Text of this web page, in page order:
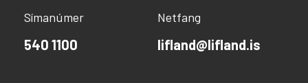
Símanúmer
540 1100
Netfang
lifland@lifland.is